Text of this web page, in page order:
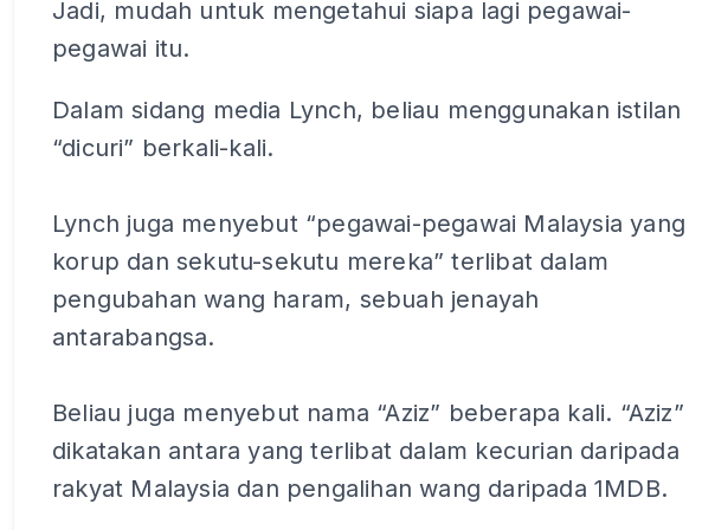
Jadi, mudah untuk mengetahui siapa lagi pegawai-
pegawai itu.
Dalam sidang media Lynch, beliau menggunakan istilan
“dicuri” berkali-kali.
Lynch juga menyebut “pegawai-pegawai Malaysia yang
korup dan sekutu-sekutu mereka” terlibat dalam
pengubahan wang haram, sebuah jenayah
antarabangsa.
Beliau juga menyebut nama “Aziz” beberapa kali. “Aziz”
dikatakan antara yang terlibat dalam kecurian daripada
rakyat Malaysia dan pengalihan wang daripada 1MDB.